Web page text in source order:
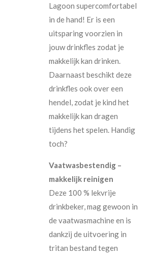
Lagoon supercomfortabel
in de hand! Er is een
uitsparing voorzien in
jouw drinkfles zodat je
makkelijk kan drinken.
Daarnaast beschikt deze
drinkfles ook over een
hendel, zodat je kind het
makkelijk kan dragen
tijdens het spelen. Handig
toch?
Vaatwasbestendig –
makkelijk reinigen
Deze 100 % lekvrije
drinkbeker, mag gewoon in
de vaatwasmachine en is
dankzij de uitvoering in
tritan bestand tegen